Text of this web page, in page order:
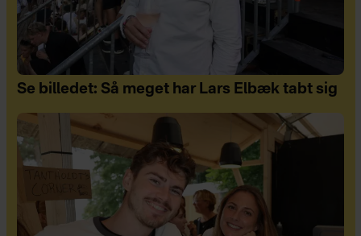
Se billedet: Så meget har Lars Elbæk tabt sig